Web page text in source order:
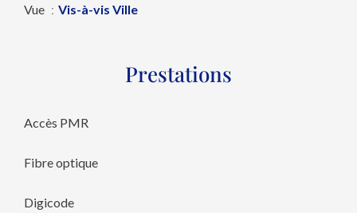
Vue Vis-à-vis Ville
Prestations
Accès PMR
Fibre optique
Digicode